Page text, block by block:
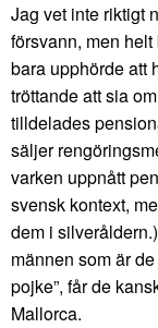
Jag vet inte riktigt
försvann, men
bara upphörde att
tröttande att sia
tilldelades
säljer
varken uppnått
svensk kontext,
dem i
männen som är
pojke”, får de
Mallorca.